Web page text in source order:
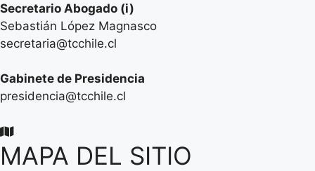
Secretario Abogado (i)
Sebastián López Magnasco
secretaria@tcchile.cl
Gabinete de Presidencia
presidencia@tcchile.cl
MAPA DEL SITIO